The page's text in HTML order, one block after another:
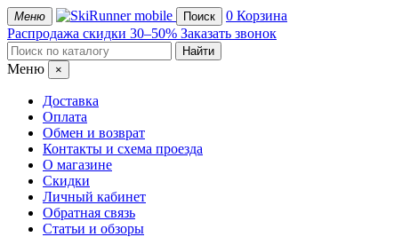
Меню mobile Поиск 0 Корзина
Распродажа скидки 30–50% Заказать звонок
Меню ×
Доставка
Оплата
Обмен и возврат
Контакты и схема проезда
О магазине
Скидки
Личный кабинет
Обратная связь
Статьи и обзоры